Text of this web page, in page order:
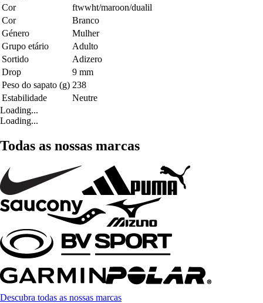
Cor
ftwwht/maroon/dualil
Cor
Branco
Género
Mulher
Grupo etário
Adulto
Sortido
Adizero
Drop
9 mm
Peso do sapato (g) 238
Estabilidade
Neutre
Loading...
Loading...
Todas as nossas marcas
Descubra todas as nossas marcas